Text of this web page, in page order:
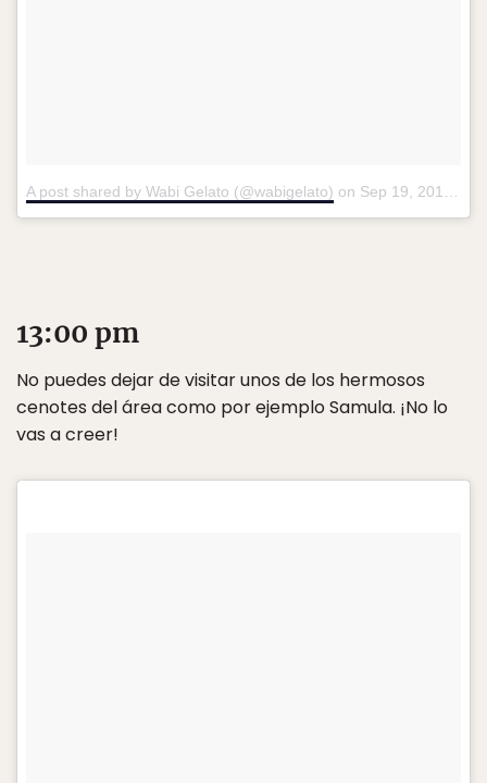
A post shared by Wabi Gelato (@wabigelato) on Sep 19, 2017 at 11:53am PDT
13:00 pm
No puedes dejar de visitar unos de los hermosos
cenotes del área como por ejemplo Samula. ¡No lo
vas a creer!